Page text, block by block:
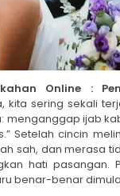
Online :
kita sering sekali
menganggap ijab
Setelah cincin
sah, dan merasa
hati pasangan.
benar-benar